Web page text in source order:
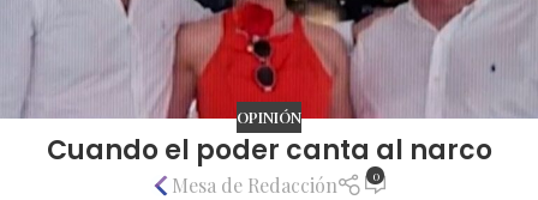
OPINIÓN
Cuando el poder canta al narco
Mesa de Redacción 0